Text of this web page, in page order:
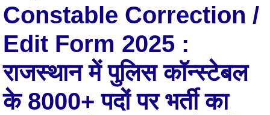
Constable Correction /
Edit Form 2025 :
राजस्थान में पुलिस कॉन्स्टेबल
के 8000+ पदों पर भर्ती का